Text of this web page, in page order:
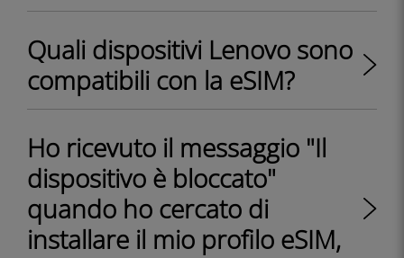
Quali dispositivi Lenovo sono
compatibili con la eSIM?
Ho ricevuto il messaggio "Il
dispositivo è bloccato"
quando ho cercato di
installare il mio profilo eSIM,